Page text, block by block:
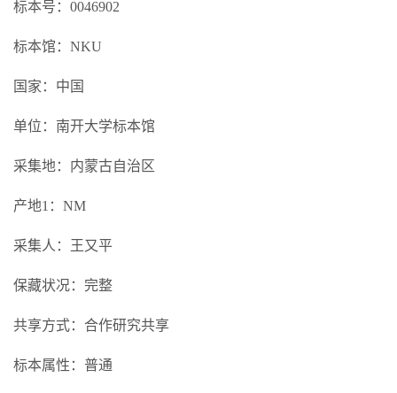
标本号：0046902
标本馆：NKU
国家：中国
单位：南开大学标本馆
采集地：内蒙古自治区
产地1：NM
采集人：王又平
保藏状况：完整
共享方式：合作研究共享
标本属性：普通